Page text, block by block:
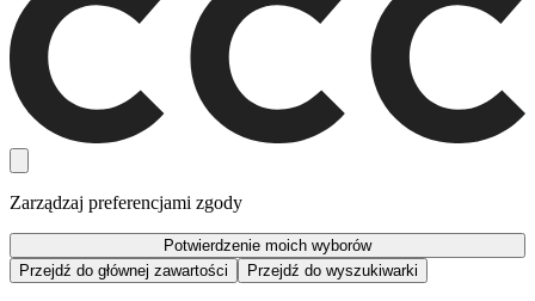
Zarządzaj preferencjami zgody
Potwierdzenie moich wyborów
Przejdź do głównej zawartości
Przejdź do wyszukiwarki